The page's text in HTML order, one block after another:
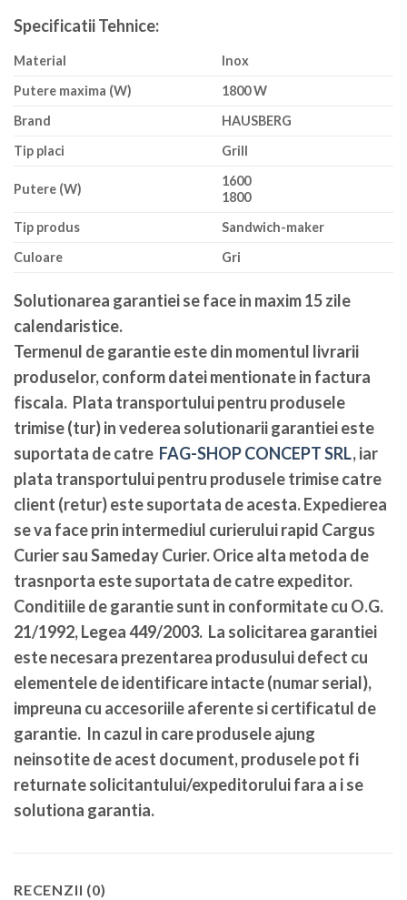
Specificatii Tehnice:
Material
Inox
Putere maxima (W)
1800 W
Brand
HAUSBERG
Tip placi
Grill
Putere (W)
1600
1800
Tip produs
Sandwich-maker
Culoare
Gri
Solutionarea garantiei se face in maxim 15 zile
calendaristice.
Termenul de garantie este din momentul livrarii
produselor, conform datei mentionate in factura
fiscala. Plata transportului pentru produsele
trimise (tur) in vederea solutionarii garantiei este
suportata de catre FAG-SHOP CONCEPT SRL, iar
plata transportului pentru produsele trimise catre
client (retur) este suportata de acesta. Expedierea
se va face prin intermediul curierului rapid Cargus
Curier sau Sameday Curier. Orice alta metoda de
trasnporta este suportata de catre expeditor.
Conditiile de garantie sunt in conformitate cu O.G.
21/1992, Legea 449/2003. La solicitarea garantiei
este necesara prezentarea produsului defect cu
elementele de identificare intacte (numar serial),
impreuna cu accesoriile aferente si certificatul de
garantie. In cazul in care produsele ajung
neinsotite de acest document, produsele pot fi
returnate solicitantului/expeditorului fara a i se
solutiona garantia.
RECENZII (0)